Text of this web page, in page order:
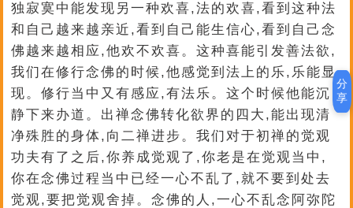
独寂寞中能发现另一种欢喜,法的欢喜,看到这种法
和自己越来越亲近,看到自己能生信心,看到自己念
佛越来越相应,他欢不欢喜。这种喜能引发善法欲,
我们在修行念佛的时候,他感觉到法上的乐,乐能显
现。修行当中又有感应,有法乐。这个时候他能沉
静下来办道。出禅念佛转化欲界的四大,能出现清
净殊胜的身体,向二禅进步。我们对于初禅的觉观
功夫有了之后,你养成觉观了,你老是在觉观当中,
你在念佛过程当中已经一心不乱了,就不要到处去
觉观,要把觉观舍掉。念佛的人,一心不乱念阿弥陀
分
享